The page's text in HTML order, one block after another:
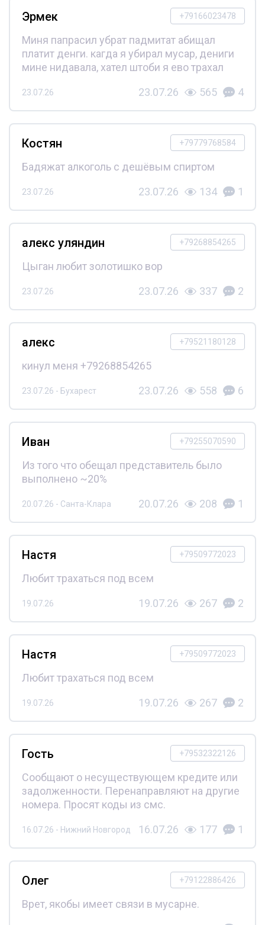
+79166023478
Эрмек
Миня папрасил убрат падмитат абищал
платит денги. кагда я убирал мусар, дениги
мине нидавала, хател штоби я ево трахал
23.07.26 23.07.26 565 4
+79779768584
Костян
Бадяжат алкоголь с дешёвым спиртом
23.07.26 23.07.26 134 1
+79268854265
алекс уляндин
Цыган любит золотишко вор
23.07.26 23.07.26 337 2
+79521180128
алекс
кинул меня +79268854265
23.07.26 - Бухарест 23.07.26 558 6
+79255070590
Иван
Из того что обещал представитель было
выполнено ~20%
20.07.26 - Санта-Клара 20.07.26 208 1
+79509772023
Настя
Любит трахаться под всем
19.07.26 19.07.26 267 2
+79509772023
Настя
Любит трахаться под всем
19.07.26 19.07.26 267 2
+79532322126
Гость
Сообщают о несуществующем кредите или
задолженности. Перенаправляют на другие
номера. Просят коды из смс.
16.07.26 - Нижний Новгород 16.07.26 177 1
+79122886426
Олег
Врет, якобы имеет связи в мусарне.